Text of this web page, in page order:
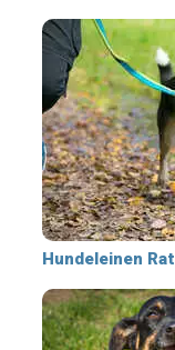
Hundeleinen